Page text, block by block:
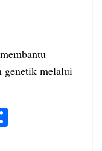
genetik melalui